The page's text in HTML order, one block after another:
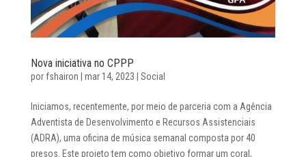
Nova iniciativa no CPPP
por fshairon mar 14, 2023 Social
Iniciamos, recentemente, por meio de parceria com a Agência
Adventista de Desenvolvimento e Recursos Assistenciais
(ADRA), uma oficina de música semanal composta por 40
presos. Este projeto tem como objetivo formar um coral,